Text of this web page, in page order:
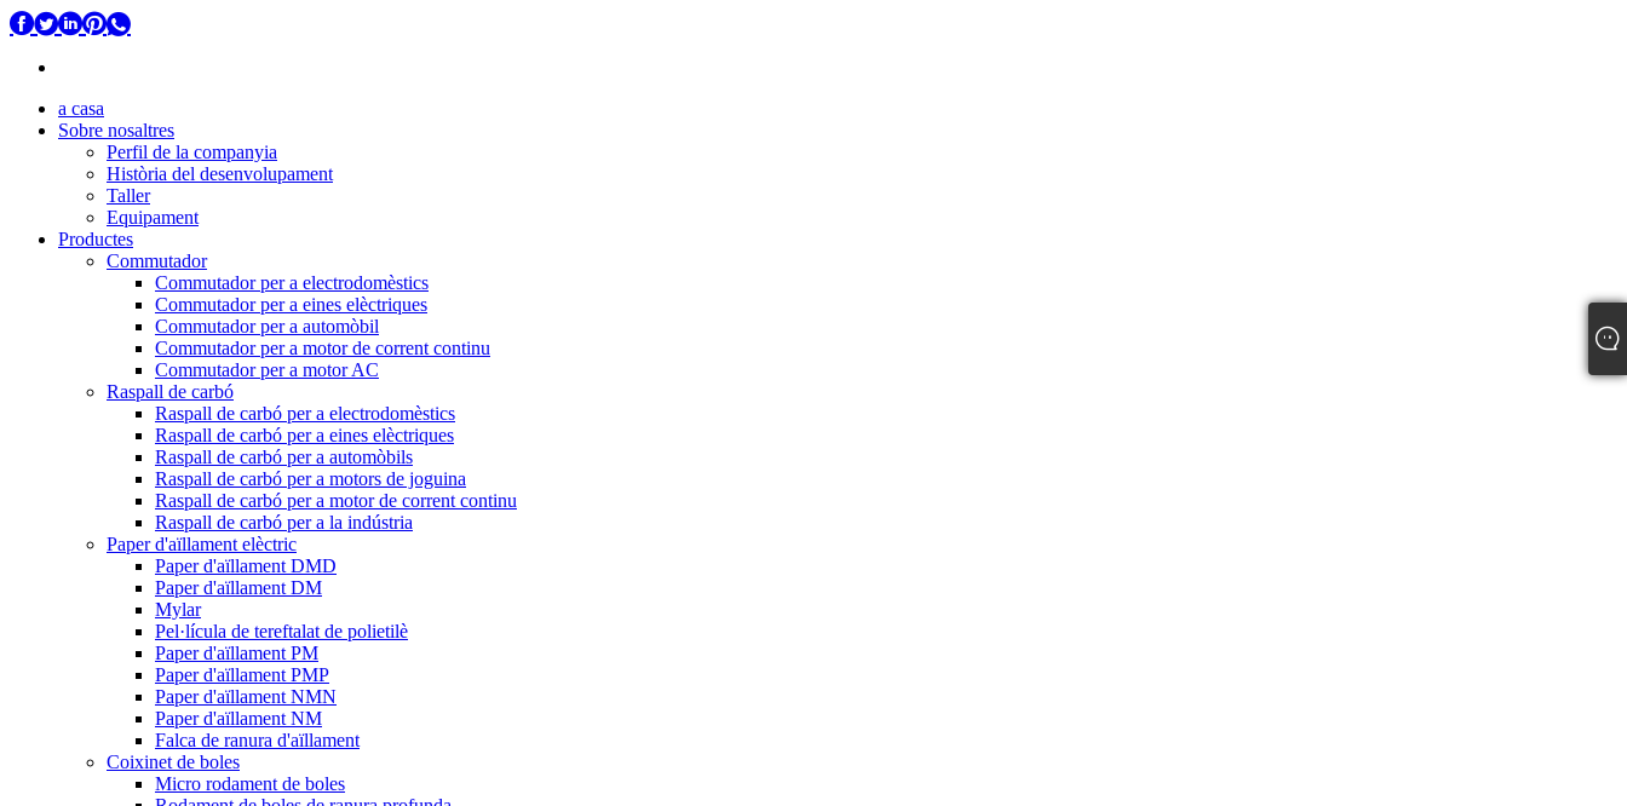
a casa
Sobre nosaltres
Perfil de la companyia
Història del desenvolupament
Taller
Equipament
Productes
Commutador
Commutador per a electrodomèstics
Commutador per a eines elèctriques
Commutador per a automòbil
Commutador per a motor de corrent continu
Commutador per a motor AC
Raspall de carbó
Raspall de carbó per a electrodomèstics
Raspall de carbó per a eines elèctriques
Raspall de carbó per a automòbils
Raspall de carbó per a motors de joguina
Raspall de carbó per a motor de corrent continu
Raspall de carbó per a la indústria
Paper d'aïllament elèctric
Paper d'aïllament DMD
Paper d'aïllament DM
Mylar
Pel·lícula de tereftalat de polietilè
Paper d'aïllament PM
Paper d'aïllament PMP
Paper d'aïllament NMN
Paper d'aïllament NM
Falca de ranura d'aïllament
Coixinet de boles
Micro rodament de boles